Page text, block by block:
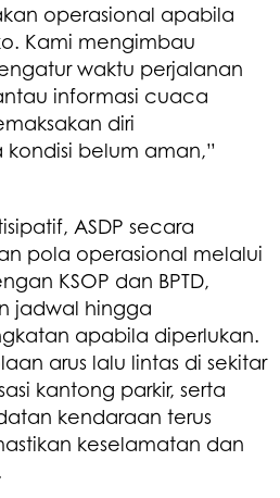
operasional apabila
Kami mengimbau
waktu perjalanan
informasi cuaca
diri
belum aman,”
ASDP secara
pola operasional melalui
KSOP dan BPTD,
jadwal hingga
apabila diperlukan.
arus lalu lintas di sekitar
kantong parkir, serta
kendaraan terus
keselamatan dan